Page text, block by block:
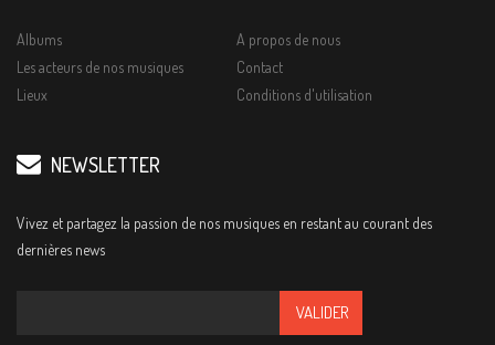
Albums
Les acteurs de nos musiques
Lieux
A propos de nous
Contact
Conditions d'utilisation
NEWSLETTER
Vivez et partagez la passion de nos musiques en restant au courant des
dernières news